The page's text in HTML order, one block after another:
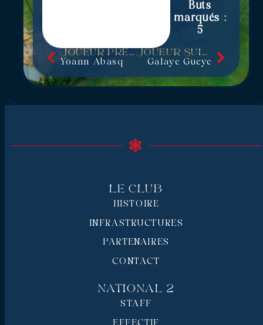
Buts
marqués :
5
JOUEUR PRÉCÉDENT
Yoann Abasq
JOUEUR SUIVANT
Galaye Gueye
Le Club
HISTOIRE
INFRASTRUCTURES
PARTENAIRES
CONTACT
National 2
STAFF
EFFECTIF